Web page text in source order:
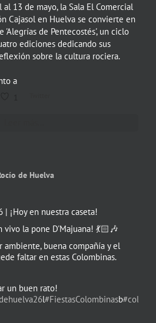
13 de mayo, la Sala El Comercial
Cajasol en Huelva se convierte en
'Alegrías de Pentecostés', un ciclo
ediciones dedicando sus
sobre la cultura rociera.
a
de Huelva
| ¡Hoy en nuestra caseta!
vivo la pone D'Majuana! 💃🏻🎶
buena compañía y el
faltar en estas Colombinas.
un buen rato!
l#FiestasColombinasb